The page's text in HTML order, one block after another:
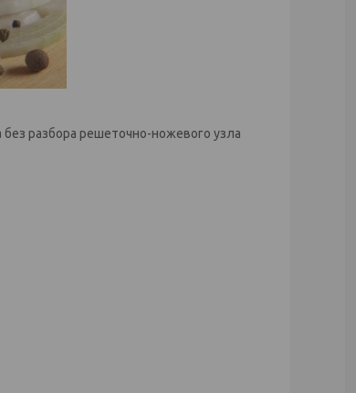
разбора решеточно-ножевого узла